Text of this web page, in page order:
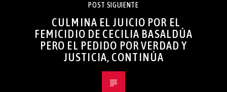
POST SIGUIENTE
CULMINA EL JUICIO POR EL
FEMICIDIO DE CECILIA BASALDÚA
PERO EL PEDIDO POR VERDAD Y
JUSTICIA, CONTINÚA